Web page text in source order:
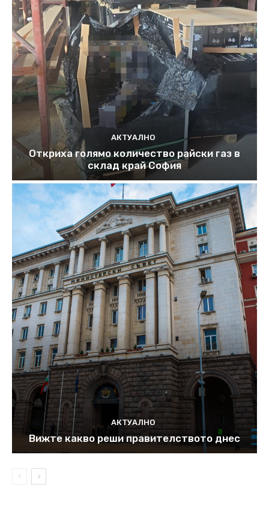
АКТУАЛНО
Откриха голямо количество райски газ в
склад край София
АКТУАЛНО
Вижте какво реши правителството днес